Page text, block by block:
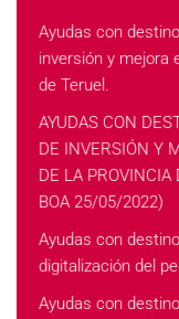
Ayudas con
inversión y mejora
de Teruel.
AYUDAS CON
DE INVERSIÓN Y
DE LA
BOA 25/05/2022)
Ayudas con
digitalización del
Ayudas con